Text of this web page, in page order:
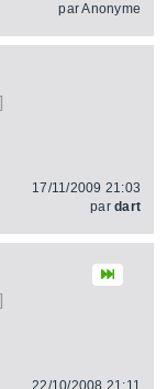
parAnonyme
]
17/11/2009 21:03
pardart
]
22/10/2008 21:11